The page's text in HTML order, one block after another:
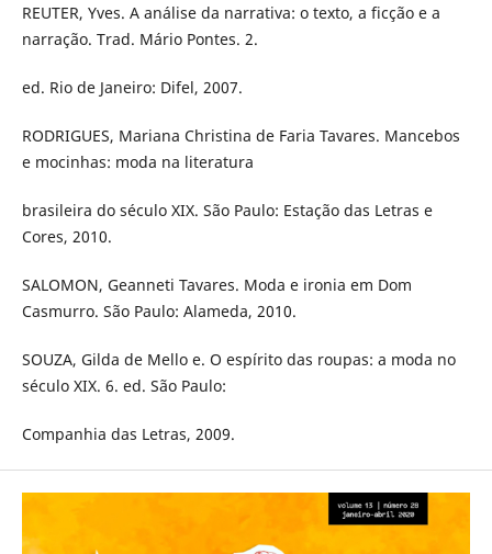
REUTER, Yves. A análise da narrativa: o texto, a ficção e a
narração. Trad. Mário Pontes. 2.
ed. Rio de Janeiro: Difel, 2007.
RODRIGUES, Mariana Christina de Faria Tavares. Mancebos
e mocinhas: moda na literatura
brasileira do século XIX. São Paulo: Estação das Letras e
Cores, 2010.
SALOMON, Geanneti Tavares. Moda e ironia em Dom
Casmurro. São Paulo: Alameda, 2010.
SOUZA, Gilda de Mello e. O espírito das roupas: a moda no
século XIX. 6. ed. São Paulo:
Companhia das Letras, 2009.